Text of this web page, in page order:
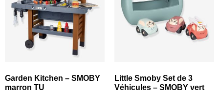
Garden Kitchen – SMOBY
marron TU
Little Smoby Set de 3
Véhicules – SMOBY vert